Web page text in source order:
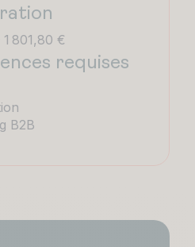
801,80 €
requises
B2B